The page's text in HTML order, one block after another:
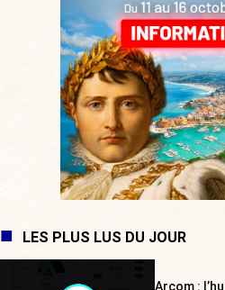
LES PLUS LUS DU JOUR
Arcom :